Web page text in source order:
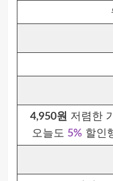
4,950원 저렴한
오늘도 5% 할인